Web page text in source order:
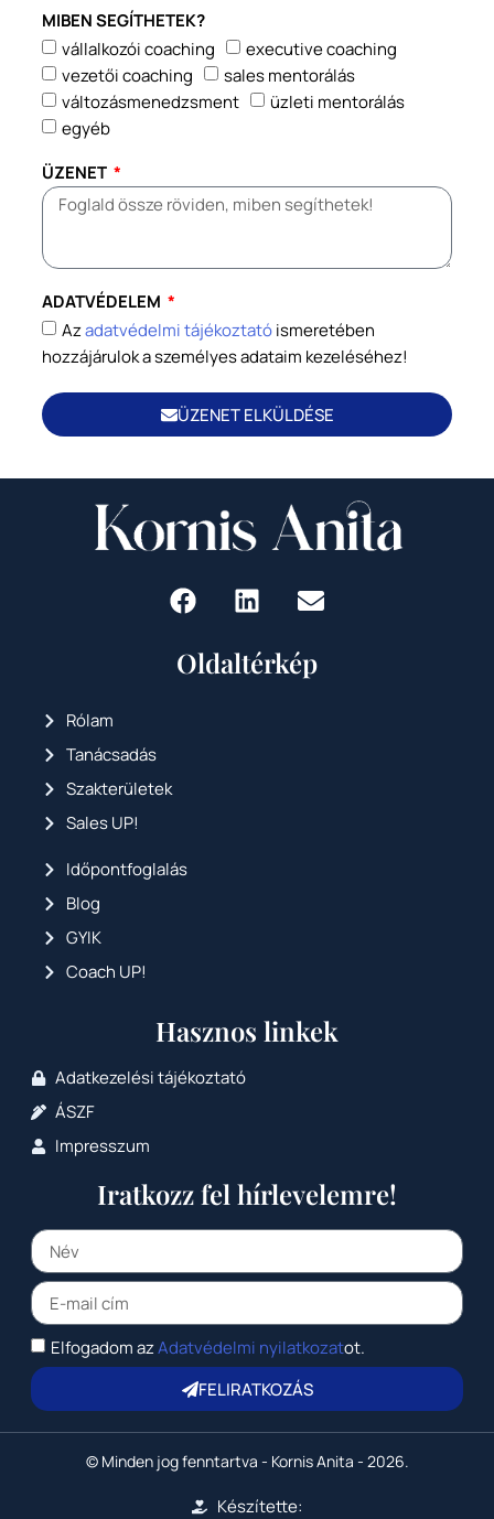
MIBEN SEGÍTHETEK?
vállalkozói coaching
executive coaching
vezetői coaching
sales mentorálás
változásmenedzsment
üzleti mentorálás
egyéb
ÜZENET
ADATVÉDELEM
Azadatvédelmi tájékoztatóismeretében
hozzájárulok a személyes adataim kezeléséhez!
ÜZENET ELKÜLDÉSE
Oldaltérkép
Rólam
Tanácsadás
Szakterületek
Sales UP!
Időpontfoglalás
Blog
GYIK
Coach UP!
Hasznos linkek
Adatkezelési tájékoztató
ÁSZF
Impresszum
Iratkozz fel hírlevelemre!
Elfogadom azAdatvédelmi nyilatkozatot.
FELIRATKOZÁS
© Minden jog fenntartva - Kornis Anita - 2026.
Készítette: